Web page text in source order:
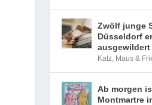
Zwölf junge
Düsseldorf
ausgewildert
Katz, Maus &
Ab morgen
Montmartre